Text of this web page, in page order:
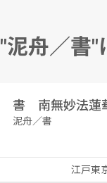
"泥舟／書"
書 南無妙法蓮
泥舟／書
江戸東